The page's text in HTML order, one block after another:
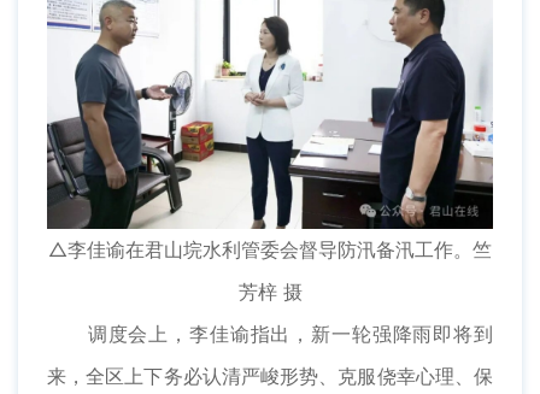
△李佳谕在君山垸水利管委会督导防汛备汛工作。竺
芳梓 摄
调度会上，李佳谕指出，新一轮强降雨即将到
来，全区上下务必认清严峻形势、克服侥幸心理、保